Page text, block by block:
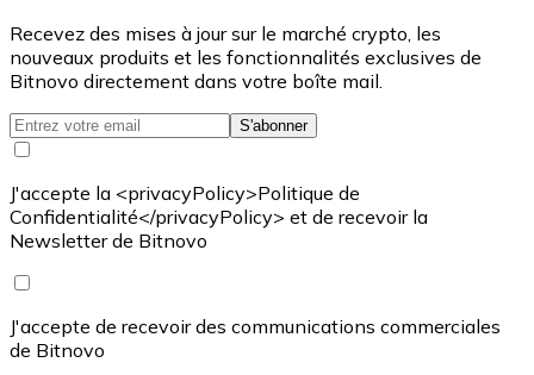
Recevez des mises à jour sur le marché crypto, les
nouveaux produits et les fonctionnalités exclusives de
Bitnovo directement dans votre boîte mail.
S'abonner
J'accepte la <privacyPolicy>Politique de
Confidentialité</privacyPolicy> et de recevoir la
Newsletter de Bitnovo
J'accepte de recevoir des communications commerciales
de Bitnovo